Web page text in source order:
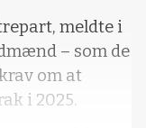
meldte i
– som de
om at
i 2025.